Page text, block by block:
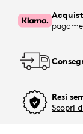
Resi
Scopri